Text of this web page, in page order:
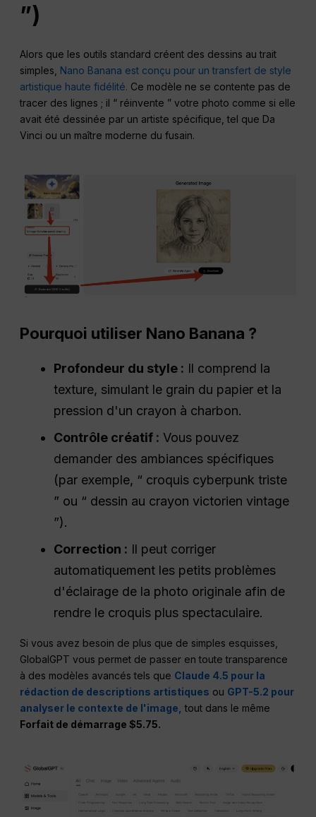
”)
Alors que les outils standard créent des dessins au trait
simples, Nano Banana est conçu pour un transfert de style
artistique haute fidélité. Ce modèle ne se contente pas de
tracer des lignes ; il “ réinvente ” votre photo comme si elle
avait été dessinée par un artiste spécifique, tel que Da
Vinci ou un maître moderne du fusain.
Pourquoi utiliser Nano Banana ?
Profondeur du style : Il comprend la
texture, simulant le grain du papier et la
pression d'un crayon à charbon.
Contrôle créatif : Vous pouvez
demander des ambiances spécifiques
(par exemple, “ croquis cyberpunk triste
” ou “ dessin au crayon victorien vintage
”).
Correction : Il peut corriger
automatiquement les petits problèmes
d'éclairage de la photo originale afin de
rendre le croquis plus spectaculaire.
Si vous avez besoin de plus que de simples esquisses,
GlobalGPT vous permet de passer en toute transparence
à des modèles avancés tels que Claude 4.5 pour la
rédaction de descriptions artistiques ou GPT-5.2 pour
analyser le contexte de l'image, tout dans le même
Forfait de démarrage $5.75.